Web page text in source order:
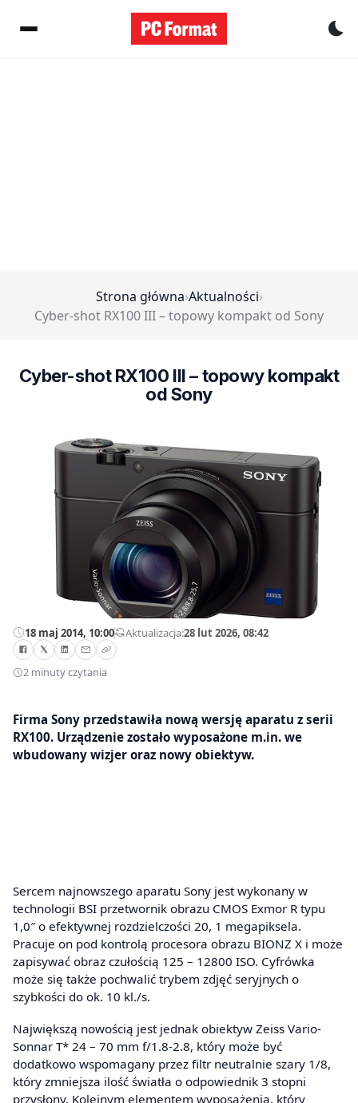
Strona główna›Aktualności›
Cyber-shot RX100 III – topowy kompakt od Sony
Cyber-shot RX100 III – topowy kompakt
od Sony
18 maj 2014, 10:00—Aktualizacja:28 lut 2026, 08:42
2 minuty czytania
Firma Sony przedstawiła nową wersję aparatu z serii
RX100. Urządzenie zostało wyposażone m.in. we
wbudowany wizjer oraz nowy obiektyw.
Sercem najnowszego aparatu Sony jest wykonany w
technologii BSI przetwornik obrazu CMOS Exmor R typu
1,0″ o efektywnej rozdzielczości 20, 1 megapiksela.
Pracuje on pod kontrolą procesora obrazu BIONZ X i może
zapisywać obraz czułością 125 – 12800 ISO. Cyfrówka
może się także pochwalić trybem zdjęć seryjnych o
szybkości do ok. 10 kl./s.
Największą nowością jest jednak obiektyw Zeiss Vario-
Sonnar T* 24 – 70 mm f/1.8-2.8, który może być
dodatkowo wspomagany przez filtr neutralnie szary 1/8,
który zmniejsza ilość światła o odpowiednik 3 stopni
przysłony. Kolejnym elementem wyposażenia, który